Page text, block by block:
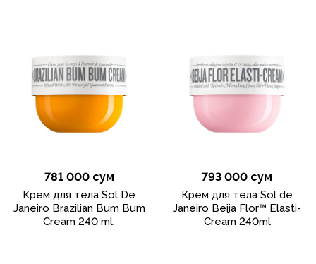
781 000 сум
Крем для тела Sol De
Janeiro Brazilian Bum Bum
Cream 240 ml.
793 000 сум
Крем для тела Sol de
Janeiro Beija Flor™ Elasti-
Cream 240ml